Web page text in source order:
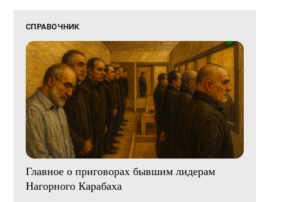
СПРАВОЧНИК
Главное о приговорах бывшим лидерам
Нагорного Карабаха